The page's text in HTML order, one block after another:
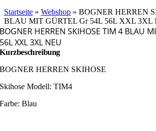
Startseite » Webshop » BOGNER HERREN
BLAU MIT GÜRTEL Gr 54L 56L XXL 3XL
BOGNER HERREN SKIHOSE TIM 4 BLAU
56L XXL 3XL NEU
Kurzbeschreibung
BOGNER HERREN SKIHOSE
Skihose Modell: TIM4
Farbe: Blau